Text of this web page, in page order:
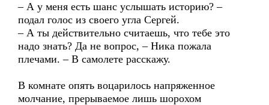
– А у меня есть шанс услышать историю? –
подал голос из своего угла Сергей.
– А ты действительно считаешь, что тебе это
надо знать? Да не вопрос, – Ника пожала
плечами. – В самолете расскажу.
В комнате опять воцарилось напряженное
молчание, прерываемое лишь шорохом